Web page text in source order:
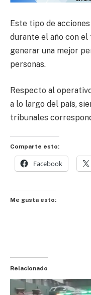
Este tipo de
durante el año con
generar una mejor
personas.
Respecto al
a lo largo del país,
tribunales
Comparte esto:
Facebook
Me gusta esto:
Relacionado